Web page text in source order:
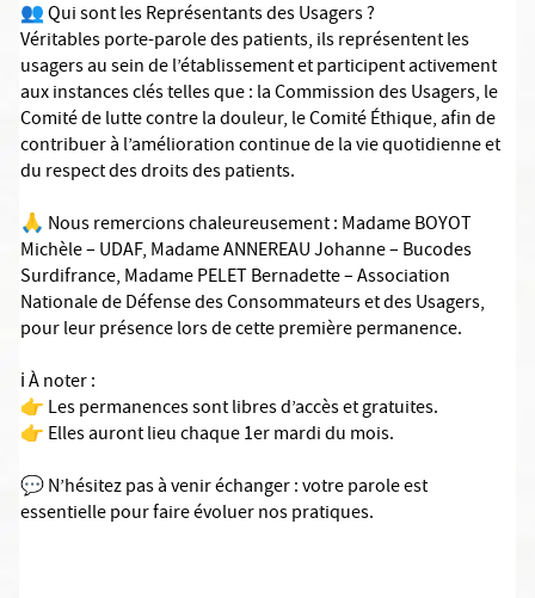
👥 Qui sont les Représentants des Usagers ?
Véritables porte-parole des patients, ils représentent les
usagers au sein de l’établissement et participent activement
aux instances clés telles que : la Commission des Usagers, le
Comité de lutte contre la douleur, le Comité Éthique, afin de
contribuer à l’amélioration continue de la vie quotidienne et
du respect des droits des patients.
🙏 Nous remercions chaleureusement : Madame BOYOT
Michèle – UDAF, Madame ANNEREAU Johanne – Bucodes
Surdifrance, Madame PELET Bernadette – Association
Nationale de Défense des Consommateurs et des Usagers,
pour leur présence lors de cette première permanence.
ℹ️ À noter :
👉 Les permanences sont libres d’accès et gratuites.
👉 Elles auront lieu chaque 1er mardi du mois.
💬 N’hésitez pas à venir échanger : votre parole est
essentielle pour faire évoluer nos pratiques.